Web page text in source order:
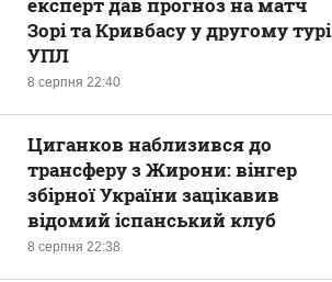
8 серпня 22:40
Зорі та Кривбасу у другому турі
УПЛ
8 серпня 22:38
Циганков наблизився до
трансферу з Жирони: вінгер
збірної України зацікавив
відомий іспанський клуб